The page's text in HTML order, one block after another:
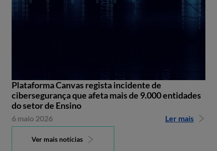
Plataforma Canvas regista incidente de
cibersegurança que afeta mais de 9.000 entidades
do setor de Ensino
6 maio 2026 Ler mais
Ver mais notícias